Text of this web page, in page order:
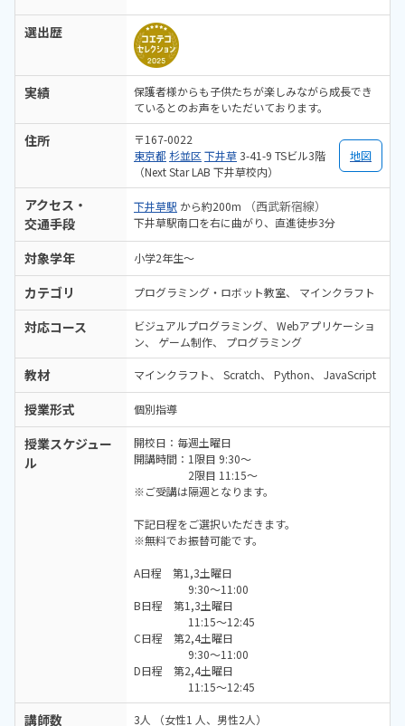
選出歴
実績
保護者様からも子供たちが楽しみながら成長でき
ているとのお声をいただいております。
住所
〒167-0022
東京都 杉並区 下井草3-41-9 TSビル3階
（Next Star LAB 下井草校内）
地図
アクセス・
交通手段
下井草駅 から約200m （西武新宿線）
下井草駅南口を右に曲がり、直進徒歩3分
対象学年 小学2年生～
カテゴリ プログラミング・ロボット教室 マインクラフト
対応コース ビジュアルプログラミング
Webアプリケーショ
ン
ゲーム制作 プログラミング
教材 マインクラフト Scratch Python JavaScript
授業形式 個別指導
授業スケジュー
ル
開校日：毎週土曜日
開講時間：1限目 9:30～
2限目 11:15～
※ご受講は隔週となります。
下記日程をご選択いただきます。
※無料でお振替可能です。
A日程 第1,3土曜日
9:30～11:00
B日程 第1,3土曜日
11:15～12:45
C日程 第2,4土曜日
9:30～11:00
D日程 第2,4土曜日
11:15～12:45
講師数 3人 （女性1 人、男性2人）